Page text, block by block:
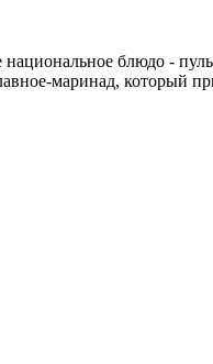
национальное блюдо -
маринад, который